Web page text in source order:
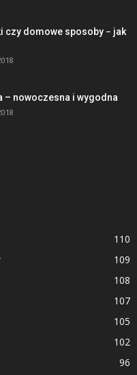
czy domowe sposoby − jak
– nowoczesna i wygodna
110
109
108
107
105
102
96